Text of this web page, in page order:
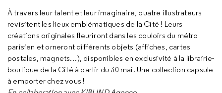
À travers leur talent et leur imaginaire, quatre illustrateurs
revisitent les lieux emblématiques de la Cité ! Leurs
créations originales fleuriront dans les couloirs du métro
parisien et orneront différents objets (affiches, cartes
postales, magnets…), disponibles en exclusivité à la librairie-
boutique de la Cité à partir du 30 mai. Une collection capsule
à emporter chez vous !